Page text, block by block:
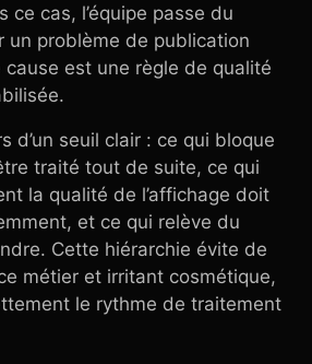
ce cas, l’équipe passe du
un problème de publication
cause est une règle de qualité
d’un seuil clair : ce qui bloque
traité tout de suite, ce qui
la qualité de l’affichage doit
et ce qui relève du
Cette hiérarchie évite de
métier et irritant cosmétique,
le rythme de traitement